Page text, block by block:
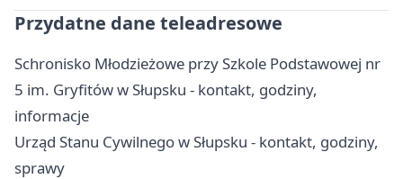
Przydatne dane teleadresowe
Schronisko Młodzieżowe przy Szkole Podstawowej nr
5 im. Gryfitów w Słupsku - kontakt, godziny,
informacje
Urząd Stanu Cywilnego w Słupsku - kontakt, godziny,
sprawy